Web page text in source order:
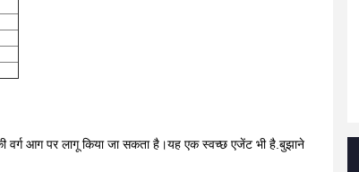
आग पर लागू किया जा सकता है।यह एक स्वच्छ एजेंट भी है.बुझाने